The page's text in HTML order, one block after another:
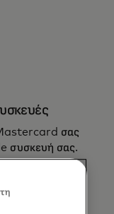
σας
συσκευή σας.